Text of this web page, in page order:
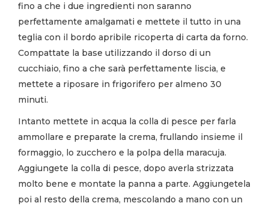
fino a che i due ingredienti non saranno
perfettamente amalgamati e mettete il tutto in una
teglia con il bordo apribile ricoperta di carta da forno.
Compattate la base utilizzando il dorso di un
cucchiaio, fino a che sarà perfettamente liscia, e
mettete a riposare in frigorifero per almeno 30
minuti.
Intanto mettete in acqua la colla di pesce per farla
ammollare e preparate la crema, frullando insieme il
formaggio, lo zucchero e la polpa della maracuja.
Aggiungete la colla di pesce, dopo averla strizzata
molto bene e montate la panna a parte. Aggiungetela
poi al resto della crema, mescolando a mano con un